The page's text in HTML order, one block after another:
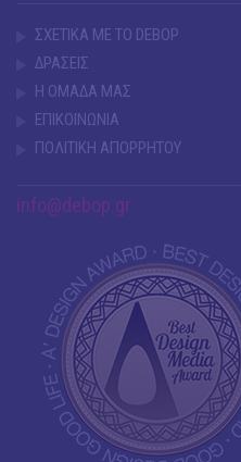
ΣΧΕΤΙΚΑ ΜΕ ΤΟ DEBOP
ΔΡΑΣΕΙΣ
Η ΟΜΑΔΑ ΜΑΣ
ΕΠΙΚΟΙΝΩΝΙΑ
ΠΟΛΙΤΙΚΗ ΑΠΟΡΡΗΤΟΥ
info@debop.gr